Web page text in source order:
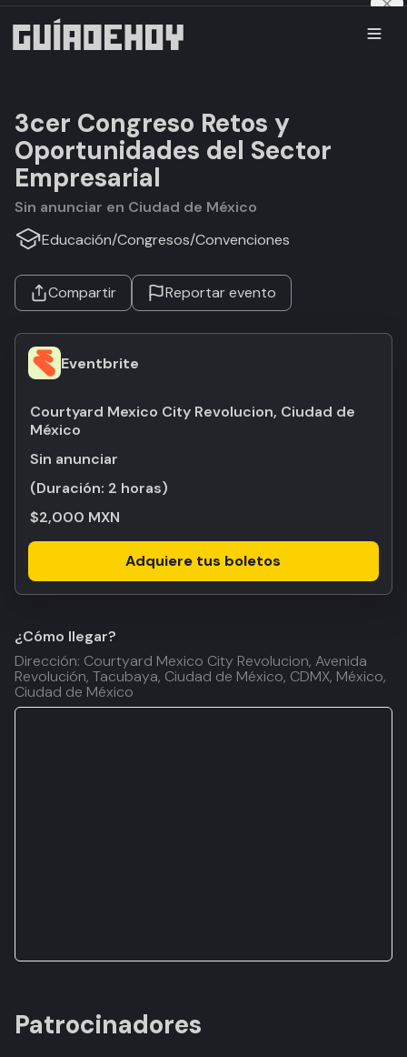
3cer Congreso Retos y
Oportunidades del Sector
Empresarial
Sin anunciar en Ciudad de México
Educación/Congresos/Convenciones
Compartir Reportar evento
Eventbrite
Courtyard Mexico City Revolucion, Ciudad de
México
Sin anunciar
(Duración: 2 horas)
$2,000 MXN
Adquiere tus boletos
¿Cómo llegar?
Dirección: Courtyard Mexico City Revolucion, Avenida
Revolución, Tacubaya, Ciudad de México, CDMX, México,
Ciudad de México
Patrocinadores